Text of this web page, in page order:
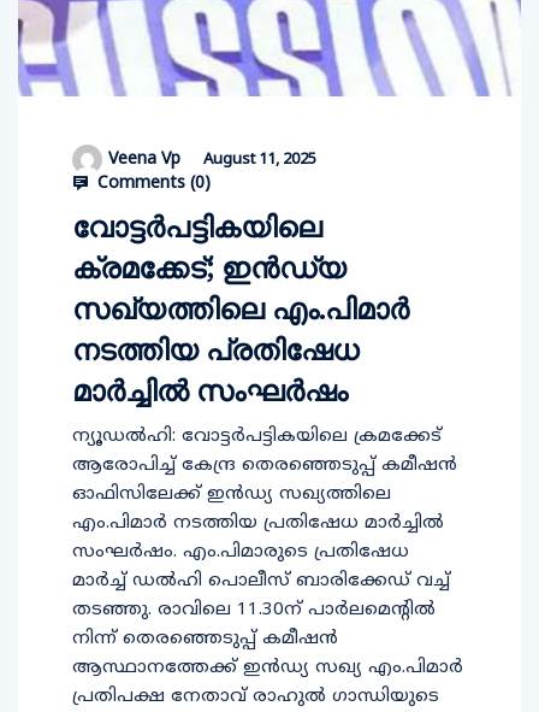
Veena Vp August 11, 2025
Comments (0)
വോട്ടര്‍പട്ടികയിലെ
ക്രമക്കേട്; ഇന്‍ഡ്യ
സഖ്യത്തിലെ എം.പിമാര്‍
നടത്തിയ പ്രതിഷേധ
മാര്‍ച്ചില്‍ സംഘര്‍ഷം
ന്യൂഡല്‍ഹി: വോട്ടര്‍പട്ടികയിലെ ക്രമക്കേട്
ആരോപിച്ച് കേന്ദ്ര തെരഞ്ഞെടുപ്പ് കമീഷന്‍
ഓഫിസിലേക്ക് ഇന്‍ഡ്യ സഖ്യത്തിലെ
എം.പിമാര്‍ നടത്തിയ പ്രതിഷേധ മാര്‍ച്ചില്‍
സംഘര്‍ഷം. എം.പിമാരുടെ പ്രതിഷേധ
മാര്‍ച്ച് ഡല്‍ഹി പൊലീസ് ബാരിക്കേഡ് വച്ച്
തടഞ്ഞു. രാവിലെ 11.30ന് പാര്‍ലമെന്റില്‍
നിന്ന് തെരഞ്ഞെടുപ്പ് കമീഷന്‍
ആസ്ഥാനത്തേക്ക് ഇന്‍ഡ്യ സഖ്യ എം.പിമാര്‍
പ്രതിപക്ഷ നേതാവ് രാഹുല്‍ ഗാന്ധിയുടെ